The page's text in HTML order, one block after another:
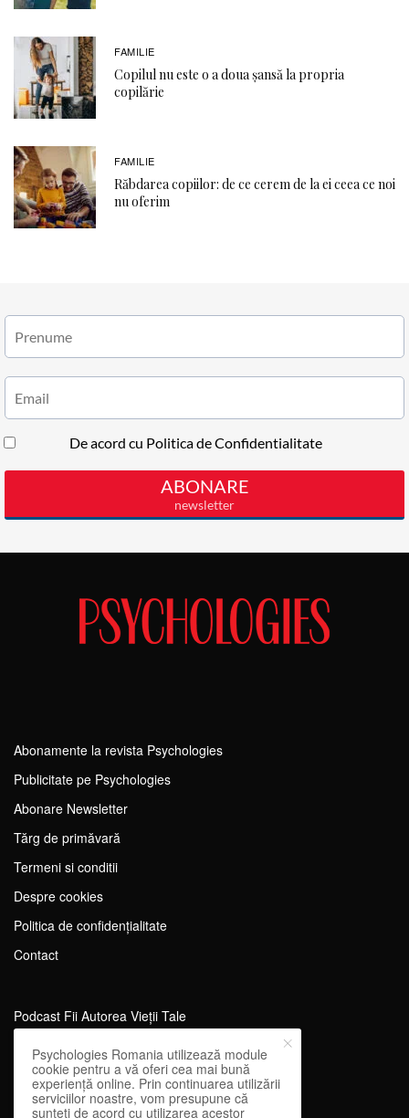
FAMILIE
Copilul nu este o a doua șansă la propria
copilărie
FAMILIE
Răbdarea copiilor: de ce cerem de la ei ceea ce noi
nu oferim
Abonamente la revista Psychologies
Publicitate pe Psychologies
Abonare Newsletter
Tărg de primăvară
Termeni si conditii
Despre cookies
Politica de confidențialitate
Contact
Podcast Fii Autorea Vieții Tale
Evenimente Fii Autoarea Vieții Tale!
SportEdu
Antrenament Mental pentru Sportivi
Psychologies Romania utilizează module
cookie pentru a vă oferi cea mai bună
experiență online. Prin continuarea utilizării
serviciilor noastre, vom presupune că
sunteți de acord cu utilizarea acestor